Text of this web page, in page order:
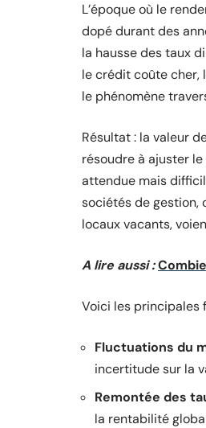
L’époque où le
dopé durant des
la hausse des taux
le crédit coûte cher,
le phénomène
Résultat : la valeur
résoudre à ajuster
attendue mais
sociétés de gestion,
locaux vacants,
A lire aussi :
Voici les principales
Fluctuations du
incertitude sur la
Remontée des
la rentabilité